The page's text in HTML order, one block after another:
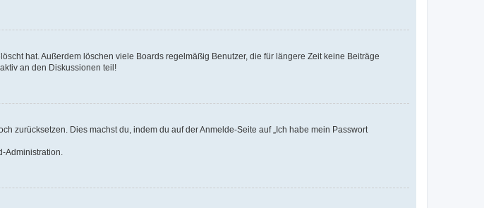
hat. Außerdem löschen viele Boards regelmäßig Benutzer, die für längere Zeit keine Beiträge
an den Diskussionen teil!
zurücksetzen. Dies machst du, indem du auf der Anmelde-Seite auf „Ich habe mein Passwort
Administration.